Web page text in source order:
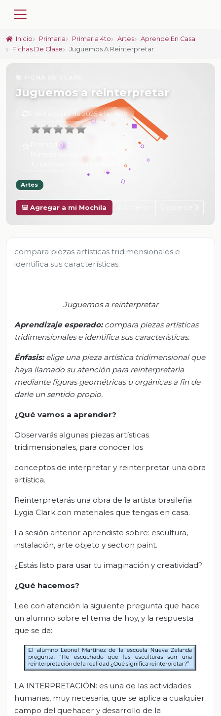
Inicio Primaria Primaria 4to Artes
Aprende En Casa
Fichas De Clase
Juguemos A Reinterpretar
Juguemos a reinterpretar
6 de Febrero de 2025 a las 15:29
Promedio:0
Sin calificar
Artes
🎒 Agregar a mi Mochila
compara piezas artísticas tridimensionales e
identifica sus características.
Juguemos a reinterpretar
Aprendizaje esperado: compara piezas artísticas
tridimensionales e identifica sus características.
Énfasis: elige una pieza artística tridimensional que
haya llamado su atención para reinterpretarla
mediante figuras geométricas u orgánicas a fin de
darle un sentido propio.
¿Qué vamos a aprender?
Observarás algunas piezas artísticas
tridimensionales, para conocer los
conceptos de interpretar y reinterpretar una obra
artística.
Reinterpretarás una obra de la artista brasileña
Lygia Clark con materiales que tengas en casa.
La sesión anterior aprendiste sobre: escultura,
instalación, arte objeto y section paint.
¿Estás listo para usar tu imaginación y creatividad?
¿Qué hacemos?
Lee con atención la siguiente pregunta que hace
un alumno sobre el tema de hoy, y la respuesta
que se da:
LA INTERPRETACIÓN: es una de las actividades
humanas, muy necesaria, que se aplica a cualquier
campo del quehacer y desarrollo de la